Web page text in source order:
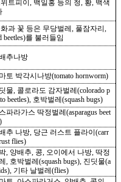
트피이 백일홍 등의 청 황, 백색
과 꽃 등은 무당벌레 풀잠자리
beetles)를 불러들임
추나방
토 박각시나방(tomato hornworm)
물 콜로라도 감자벌레(colorado p
beetles), 호박벌레(squash bugs)
파라가스 딱정벌레(asparagus beet
추 나방, 당근 러스트 플라이(carr
flies)
, 양배추 콩 오이에서 나방, 딱정
호박벌레(squash bugs), 진딧물(a
기타 날벌레(flies)